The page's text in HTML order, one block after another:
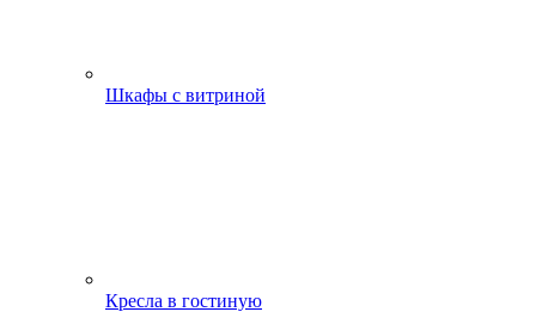
Шкафы с витриной
Кресла в гостиную